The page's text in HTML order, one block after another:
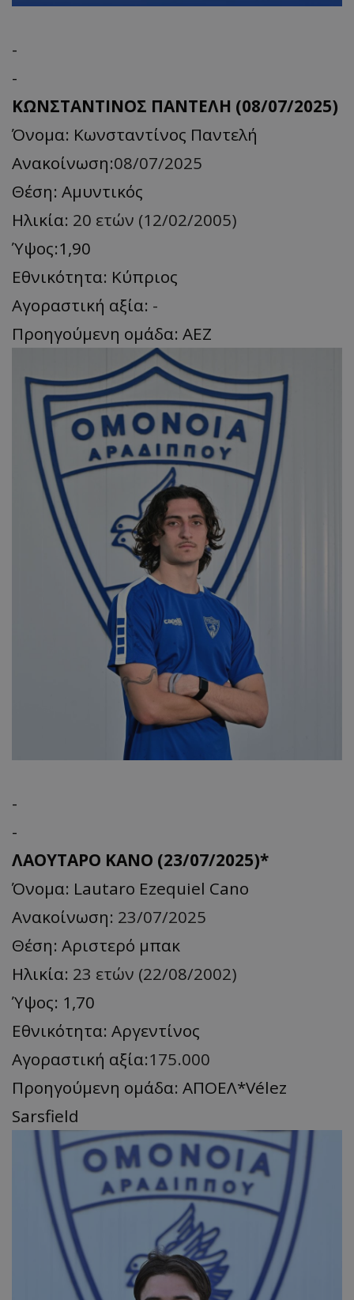
-
-
ΚΩΝΣΤΑΝΤΙΝΟΣ ΠΑΝΤΕΛΗ (08/07/2025)
Όνομα: Κωνσταντίνος Παντελή
Ανακοίνωση:08/07/2025
Θέση: Αμυντικός
Ηλικία: 20 ετών (12/02/2005)
Ύψος:1,90
Εθνικότητα: Κύπριος
Αγοραστική αξία: -
Προηγούμενη ομάδα: ΑΕΖ
-
-
ΛΑΟΥΤΑΡΟ ΚΑΝΟ (23/07/2025)*
Όνομα: Lautaro Ezequiel Cano
Ανακοίνωση: 23/07/2025
Θέση: Αριστερό μπακ
Ηλικία: 23 ετών (22/08/2002)
Ύψος: 1,70
Εθνικότητα: Αργεντίνος
Αγοραστική αξία:175.000
Προηγούμενη ομάδα: ΑΠΟΕΛ*Vélez
Sarsfield